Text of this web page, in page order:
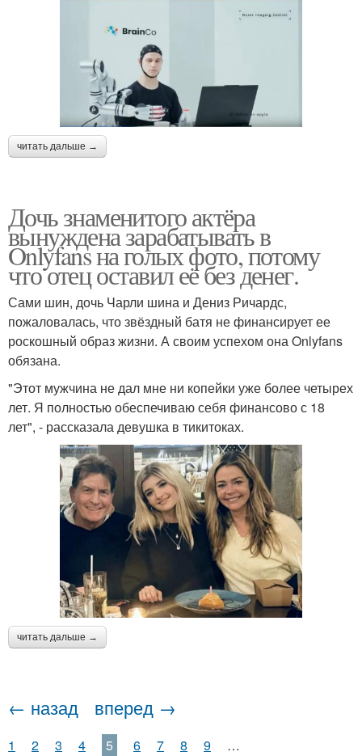
читать дальше →
Дочь знаменитого актёра
вынуждена зарабатывать в
Onlyfans на голых фото, потому
что отец оставил её без денег.
Сами шин, дочь Чарли шина и Дениз Ричардс,
пожаловалась, что звёздный батя не финансирует ее
роскошный образ жизни. А своим успехом она Onlyfans
обязана.
"Этот мужчина не дал мне ни копейки уже более четырех
лет. Я полностью обеспечиваю себя финансово с 18
лет", - рассказала девушка в тикитоках.
читать дальше →
← назад вперед →
1 2 3 4 5 6 7 8 9 …